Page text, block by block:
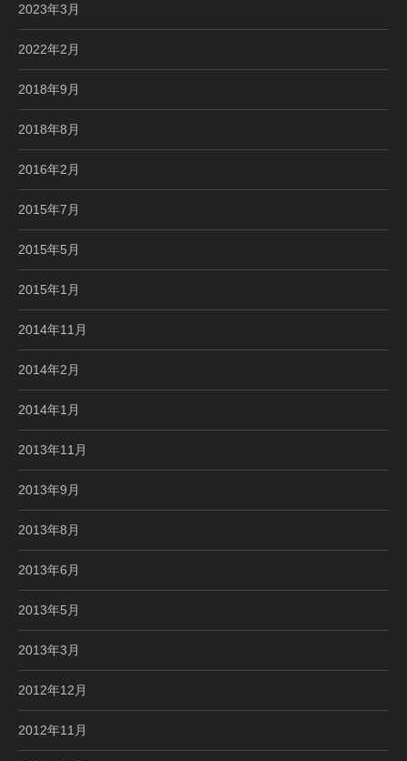
2023年3月
2022年2月
2018年9月
2018年8月
2016年2月
2015年7月
2015年5月
2015年1月
2014年11月
2014年2月
2014年1月
2013年11月
2013年9月
2013年8月
2013年6月
2013年5月
2013年3月
2012年12月
2012年11月